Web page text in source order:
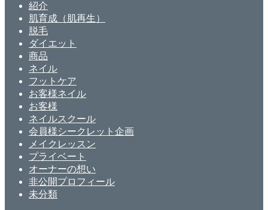
紹介
肌育成（肌再生）
脱毛
ダイエット
商品
ネイル
フットケア
お客様ネイル
お客様
ネイルスクール
会員様シークレット企画
メイクレッスン
プライベート
オーナーの想い
非公開プロフィール
未分類